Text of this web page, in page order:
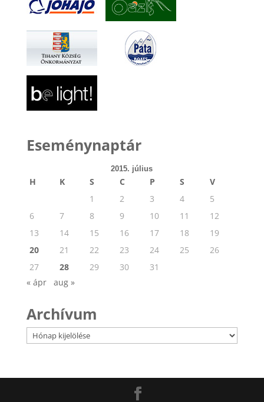
Eseménynaptár
2015. július
H K S C P S
V
1
2 3 4
5
6
7 8 9 10 11
12
13
14 15 16 17 18
19
20
21 22 23 24 25
26
27
28 29 30
31
« ápr
aug »
Archívum
Archívum